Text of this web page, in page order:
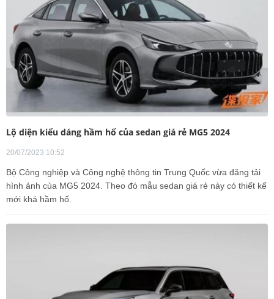
Lộ diện kiểu dáng hầm hố của sedan giá rẻ MG5 2024
20/07/2023 10:52
Bộ Công nghiệp và Công nghệ thông tin Trung Quốc vừa đăng tải
hình ảnh của MG5 2024. Theo đó mẫu sedan giá rẻ này có thiết kế
mới khá hầm hố.